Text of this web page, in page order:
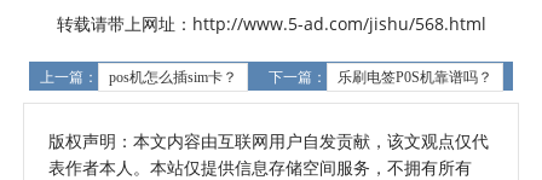
转载请带上网址：http://www.5-ad.com/jishu/568.html
上一篇： pos机怎么插sim卡？ 下一篇： 乐刷电签P0S机靠谱吗？
版权声明：本文内容由互联网用户自发贡献，该文观点仅代
表作者本人。本站仅提供信息存储空间服务，不拥有所有